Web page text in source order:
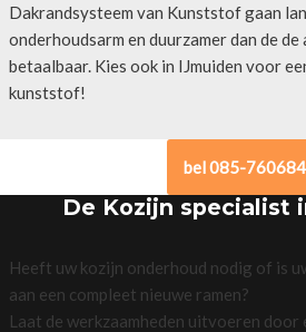
Dakrandsysteem van Kunststof gaan
onderhoudsarm en duurzamer dan de
betaalbaar. Kies ook in IJmuiden voor
kunststof!
bel 085-
De Kozijn specialist
Heeft uw kozijn onderhoud nodig of is
aan een compleet nieuwe ramen?
Laat de werkzaamheden uitvoeren door